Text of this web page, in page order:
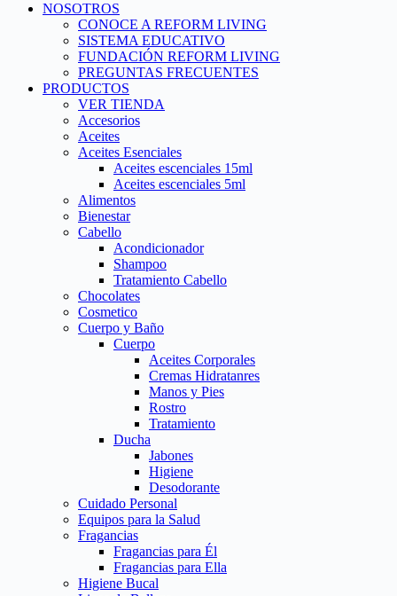
NOSOTROS
CONOCE A REFORM LIVING
SISTEMA EDUCATIVO
FUNDACIÓN REFORM LIVING
PREGUNTAS FRECUENTES
PRODUCTOS
VER TIENDA
Accesorios
Aceites
Aceites Esenciales
Aceites escenciales 15ml
Aceites escenciales 5ml
Alimentos
Bienestar
Cabello
Acondicionador
Shampoo
Tratamiento Cabello
Chocolates
Cosmetico
Cuerpo y Baño
Cuerpo
Aceites Corporales
Cremas Hidratanres
Manos y Pies
Rostro
Tratamiento
Ducha
Jabones
Higiene
Desodorante
Cuidado Personal
Equipos para la Salud
Fragancias
Fragancias para Él
Fragancias para Ella
Higiene Bucal